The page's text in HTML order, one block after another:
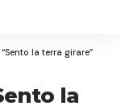
Resizer
la terra girare”
la